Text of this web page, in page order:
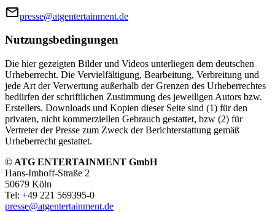
presse@atgentertainment.de
Nutzungsbedingungen
Die hier gezeigten Bilder und Videos unterliegen dem deutschen
Urheberrecht. Die Vervielfältigung, Bearbeitung, Verbreitung und
jede Art der Verwertung außerhalb der Grenzen des Urheberrechtes
bedürfen der schriftlichen Zustimmung des jeweiligen Autors bzw.
Erstellers. Downloads und Kopien dieser Seite sind (1) für den
privaten, nicht kommerziellen Gebrauch gestattet, bzw (2) für
Vertreter der Presse zum Zweck der Berichterstattung gemäß
Urheberrecht gestattet.
© ATG ENTERTAINMENT GmbH
Hans‑Imhoff‑Straße 2
50679 Köln
Tel: +49 221 569395-0
presse@​atgentertainment.de